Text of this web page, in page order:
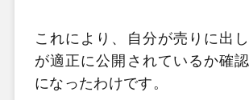
これにより、自分が売りに出
が適正に公開されているか確
になったわけです。